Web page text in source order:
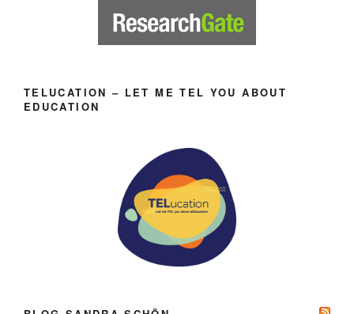
TELUCATION – LET ME TEL YOU ABOUT
EDUCATION